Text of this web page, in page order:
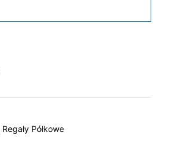
Regały Półkowe